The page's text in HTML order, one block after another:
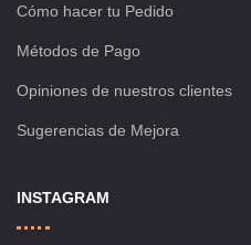
Cómo hacer tu Pedido
Métodos de Pago
Opiniones de nuestros clientes
Sugerencias de Mejora
INSTAGRAM